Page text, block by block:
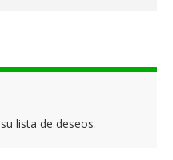
lista de deseos.